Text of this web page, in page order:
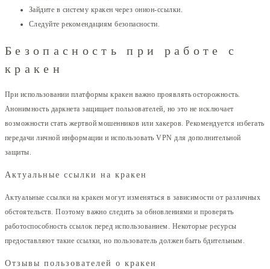
Зайдите в систему кракен через онион-ссылки.
Следуйте рекомендациям безопасности.
Безопасность при работе с
кракен
При использовании платформы кракен важно проявлять осторожность.
Анонимность даркнета защищает пользователей, но это не исключает
возможности стать жертвой мошенников или хакеров. Рекомендуется избегать
передачи личной информации и использовать VPN для дополнительной
защиты.
Актуальные ссылки на кракен
Актуальные ссылки на кракен могут изменяться в зависимости от различных
обстоятельств. Поэтому важно следить за обновлениями и проверять
работоспособность ссылок перед использованием. Некоторые ресурсы
предоставляют такие ссылки, но пользователь должен быть бдительным.
Отзывы пользователей о кракен